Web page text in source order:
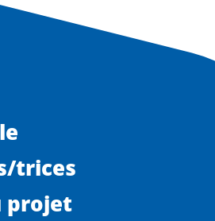
trices
projet